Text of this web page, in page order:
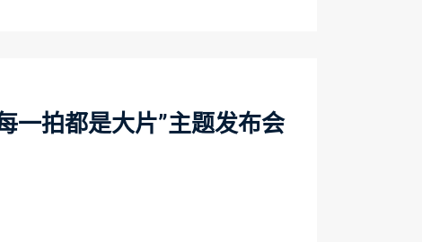
一拍都是大片”主题发布会